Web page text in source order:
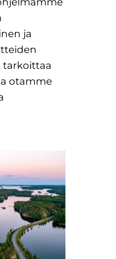
ja
tarkoittaa
otamme